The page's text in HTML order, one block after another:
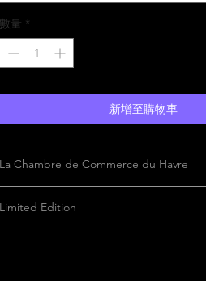
數量 *
新增至購物車
La Chambre de Commerce du Havre
Limited Edition